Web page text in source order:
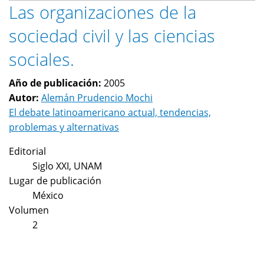
la
información
y
el
conocimiento
como
Las organizaciones de la
sociedad civil y las ciencias
sociales.
Año de publicación: 2005
Autor: Alemán Prudencio Mochi
El debate latinoamericano actual, tendencias,
problemas y alternativas
Editorial
Siglo XXI, UNAM
Lugar de publicación
México
Volumen
2